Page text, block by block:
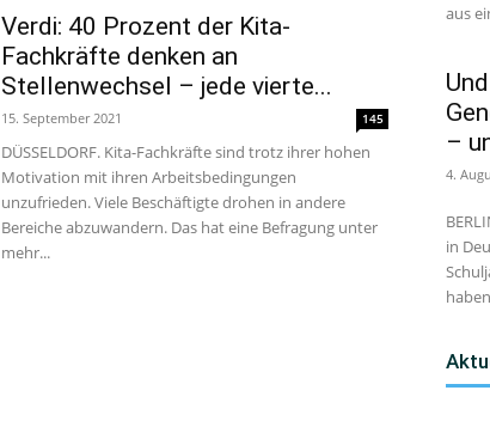
Verdi: 40 Prozent der Kita-
Fachkräfte denken an
Stellenwechsel – jede vierte...
15. September 2021 145
DÜSSELDORF. Kita-Fachkräfte sind trotz ihrer hohen
Motivation mit ihren Arbeitsbedingungen
unzufrieden. Viele Beschäftigte drohen in andere
Bereiche abzuwandern. Das hat eine Befragung unter
mehr...
aus
–
4.
in